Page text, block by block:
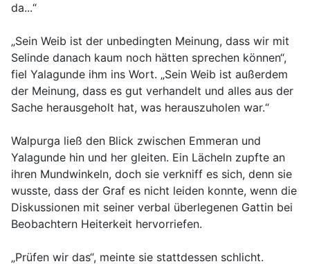
da...“
„Sein Weib ist der unbedingten Meinung, dass wir mit
Selinde danach kaum noch hätten sprechen können“,
fiel Yalagunde ihm ins Wort. „Sein Weib ist außerdem
der Meinung, dass es gut verhandelt und alles aus der
Sache herausgeholt hat, was herauszuholen war.“
Walpurga ließ den Blick zwischen Emmeran und
Yalagunde hin und her gleiten. Ein Lächeln zupfte an
ihren Mundwinkeln, doch sie verkniff es sich, denn sie
wusste, dass der Graf es nicht leiden konnte, wenn die
Diskussionen mit seiner verbal überlegenen Gattin bei
Beobachtern Heiterkeit hervorriefen.
„Prüfen wir das“, meinte sie stattdessen schlicht.